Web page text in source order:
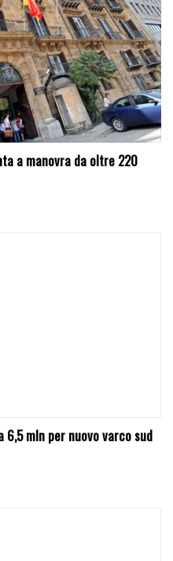
a manovra da oltre 220
mln per nuovo varco sud